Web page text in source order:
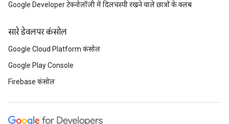
Google Developer टेक्नोलॉजी में दिलचस्पी रखने वाले छात्रों के क्लब
सारे डेवलपर कंसोल
Google Cloud Platform कंसोल
Google Play Console
Firebase कंसोल